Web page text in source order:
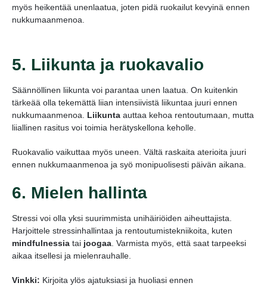
myös heikentää unenlaatua, joten pidä ruokailut kevyinä ennen
nukkumaanmenoa.
5. Liikunta ja ruokavalio
Säännöllinen liikunta voi parantaa unen laatua. On kuitenkin
tärkeää olla tekemättä liian intensiivistä liikuntaa juuri ennen
nukkumaanmenoa. Liikunta auttaa kehoa rentoutumaan, mutta
liiallinen rasitus voi toimia herätyskellona keholle.
Ruokavalio vaikuttaa myös uneen. Vältä raskaita aterioita juuri
ennen nukkumaanmenoa ja syö monipuolisesti päivän aikana.
6. Mielen hallinta
Stressi voi olla yksi suurimmista unihäiriöiden aiheuttajista.
Harjoittele stressinhallintaa ja rentoutumistekniikoita, kuten
mindfulnessia tai joogaa . Varmista myös, että saat tarpeeksi
aikaa itsellesi ja mielenrauhalle.
Vinkki: Kirjoita ylös ajatuksiasi ja huoliasi ennen